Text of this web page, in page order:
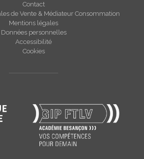
Contact
de Vente & Médiateur Consommation
Mentions légales
Données personnelles
Accessibilité
Cookies